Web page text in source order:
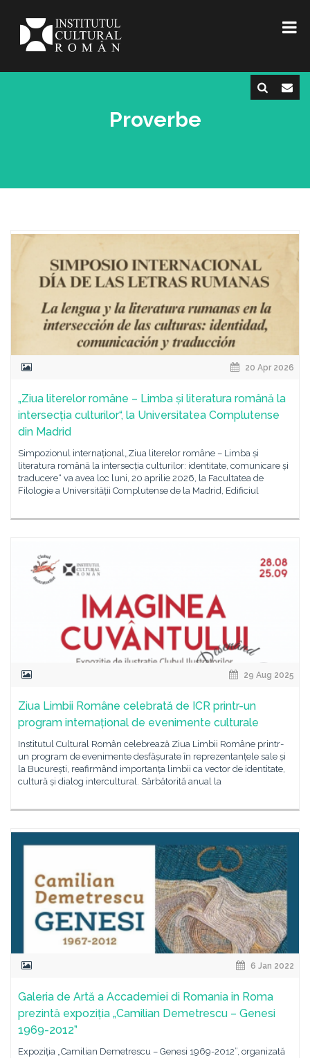
Proverbe
20 Apr 2026
„Ziua literelor române – Limba și literatura română la
intersecția culturilor“, la Universitatea Complutense
din Madrid
Simpozionul internațional„Ziua literelor române – Limba și
literatura română la intersecția culturilor: identitate, comunicare și
traducere“ va avea loc luni, 20 aprilie 2026, la Facultatea de
Filologie a Universității Complutense de la Madrid, Edificiul
29 Aug 2025
Ziua Limbii Române celebrată de ICR printr-un
program internațional de evenimente culturale
Institutul Cultural Român celebrează Ziua Limbii Române printr-
un program de evenimente desfășurate în reprezentanțele sale și
la București, reafirmând importanța limbii ca vector de identitate,
cultură și dialog intercultural. Sărbătorită anual la
6 Jan 2022
Galeria de Artă a Accademiei di Romania in Roma
prezintă expoziția „Camilian Demetrescu – Genesi
1969-2012”
Expoziția „Camilian Demetrescu – Genesi 1969-2012”, organizată